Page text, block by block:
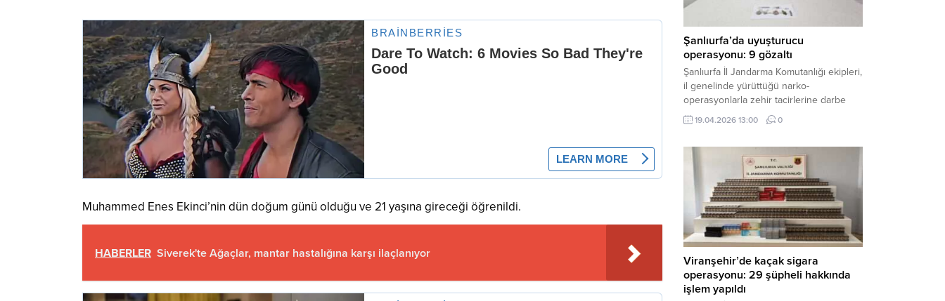
Muhammed Enes Ekinci’nin dün doğum günü olduğu ve 21 yaşına gireceği öğrenildi.
HABERLER Siverek'te Ağaçlar, mantar hastalığına karşı ilaçlanıyor
Şanlıurfa’da uyuşturucu
operasyonu: 9 gözaltı
Şanlıurfa İl Jandarma Komutanlığı ekipleri,
il genelinde yürüttüğü narko-
operasyonlarla zehir tacirlerine darbe
indirdi. Üç ilçede eş zamanlı
gerçekleştirilen faaliyetlerde çeşitli
şüpheli hakkında adli işlem başlatıldı.
Haber Merkezi – Şanlıurfa Valiliği İl Basın
ve Halkla İlişkiler Müdürlüğü’nden yapılan
açıklamaya göre, İl Jandarma Komutanlığı
tarafından “Narkotik Suçlarla...
19.04.2026 13:00 0
Viranşehir’de kaçak sigara
operasyonu: 29 şüpheli hakkında
işlem yapıldı